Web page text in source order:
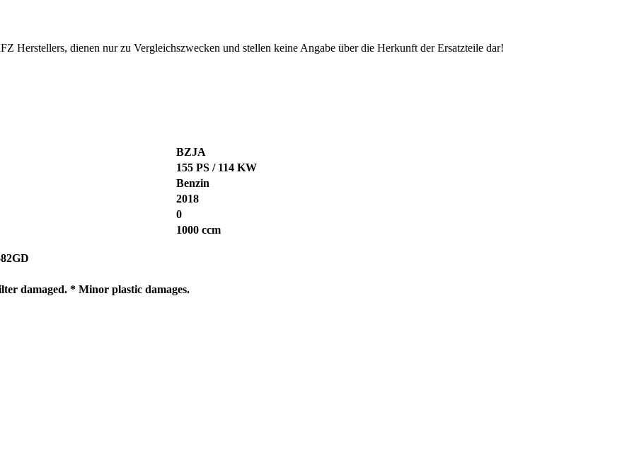
Herstellers, dienen nur zu Vergleichszwecken und stellen keine Angabe über die Herkunft der Ersatzteile dar!
BZJA
155 PS / 114 KW
Benzin
2018
0
1000 ccm
damaged. * Minor plastic damages.